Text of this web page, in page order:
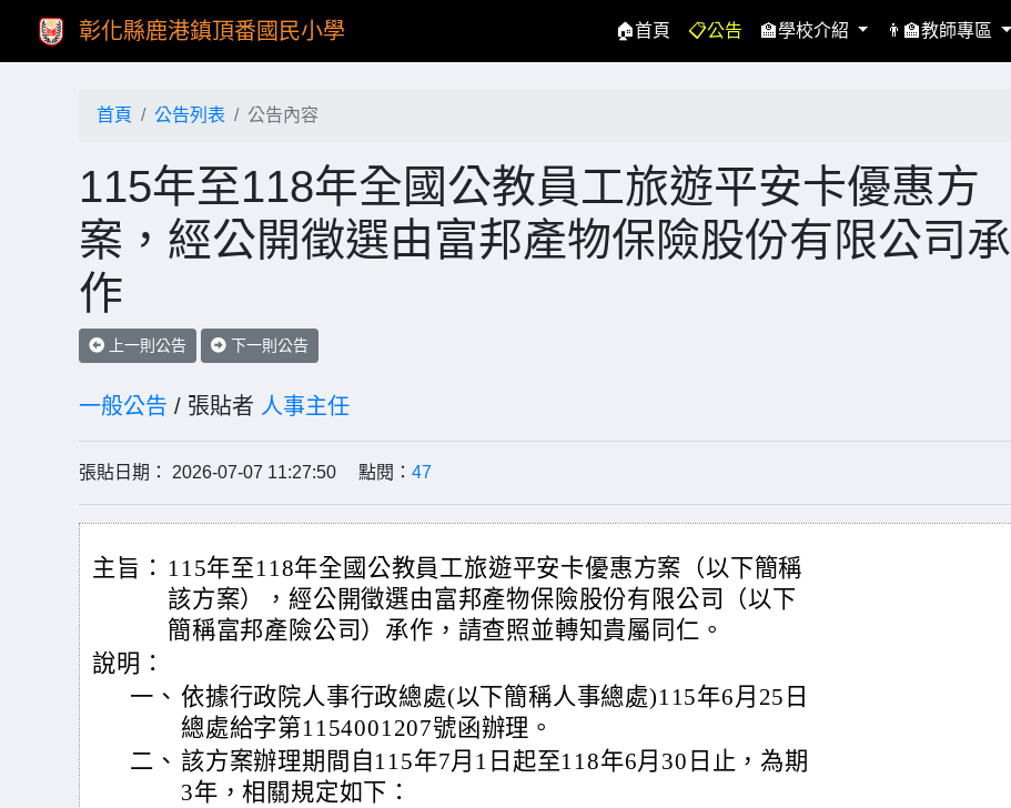
彰化縣鹿港鎮頂番國民小學 🏠首頁(current)
📋公告 🏫學校介紹 👨‍🏫教師專區
首頁 公告列表 公告內容
115年至118年全國公教員工旅遊平安卡優惠方
案，經公開徵選由富邦產物保險股份有限公司承
作
上一則公告 下一則公告
一般公告 / 張貼者 人事主任
張貼日期： 2026-07-07 11:27:50 點閱： 47
主旨： 115年至118年全國公教員工旅遊平安卡優惠方案（以下簡稱
該方案），經公開徵選由富邦產物保險股份有限公司（以下
簡稱富邦產險公司）承作，請查照並轉知貴屬同仁。
說明：
一、 依據行政院人事行政總處(以下簡稱人事總處)115年6月25日
總處給字第1154001207號函辦理。
二、 該方案辦理期間自115年7月1日起至118年6月30日止，為期
3年，相關規定如下：